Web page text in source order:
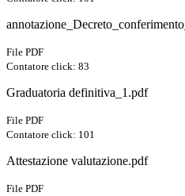
File PDF
Contatore click: 83
Graduatoria definitiva_1.pdf
File PDF
Contatore click: 101
Attestazione valutazione.pdf
File PDF